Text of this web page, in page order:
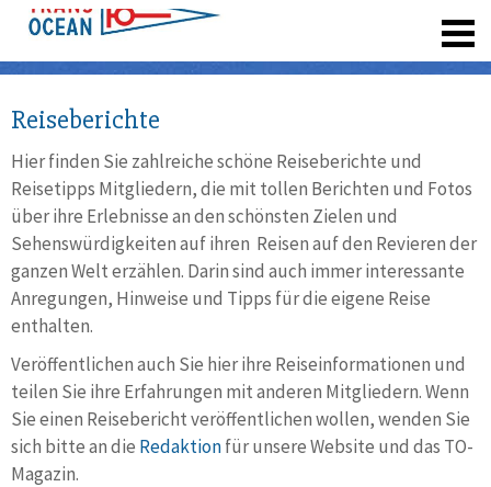
Reiseberichte
Hier finden Sie zahlreiche schöne Reiseberichte und
Reisetipps Mitgliedern, die mit tollen Berichten und Fotos
über ihre Erlebnisse an den schönsten Zielen und
Sehenswürdigkeiten auf ihren Reisen auf den Revieren der
ganzen Welt erzählen. Darin sind auch immer interessante
Anregungen, Hinweise und Tipps für die eigene Reise
enthalten.
Veröffentlichen auch Sie hier ihre Reiseinformationen und
teilen Sie ihre Erfahrungen mit anderen Mitgliedern. Wenn
Sie einen Reisebericht veröffentlichen wollen, wenden Sie
sich bitte an die Redaktionfür unsere Website und das TO-
Magazin.